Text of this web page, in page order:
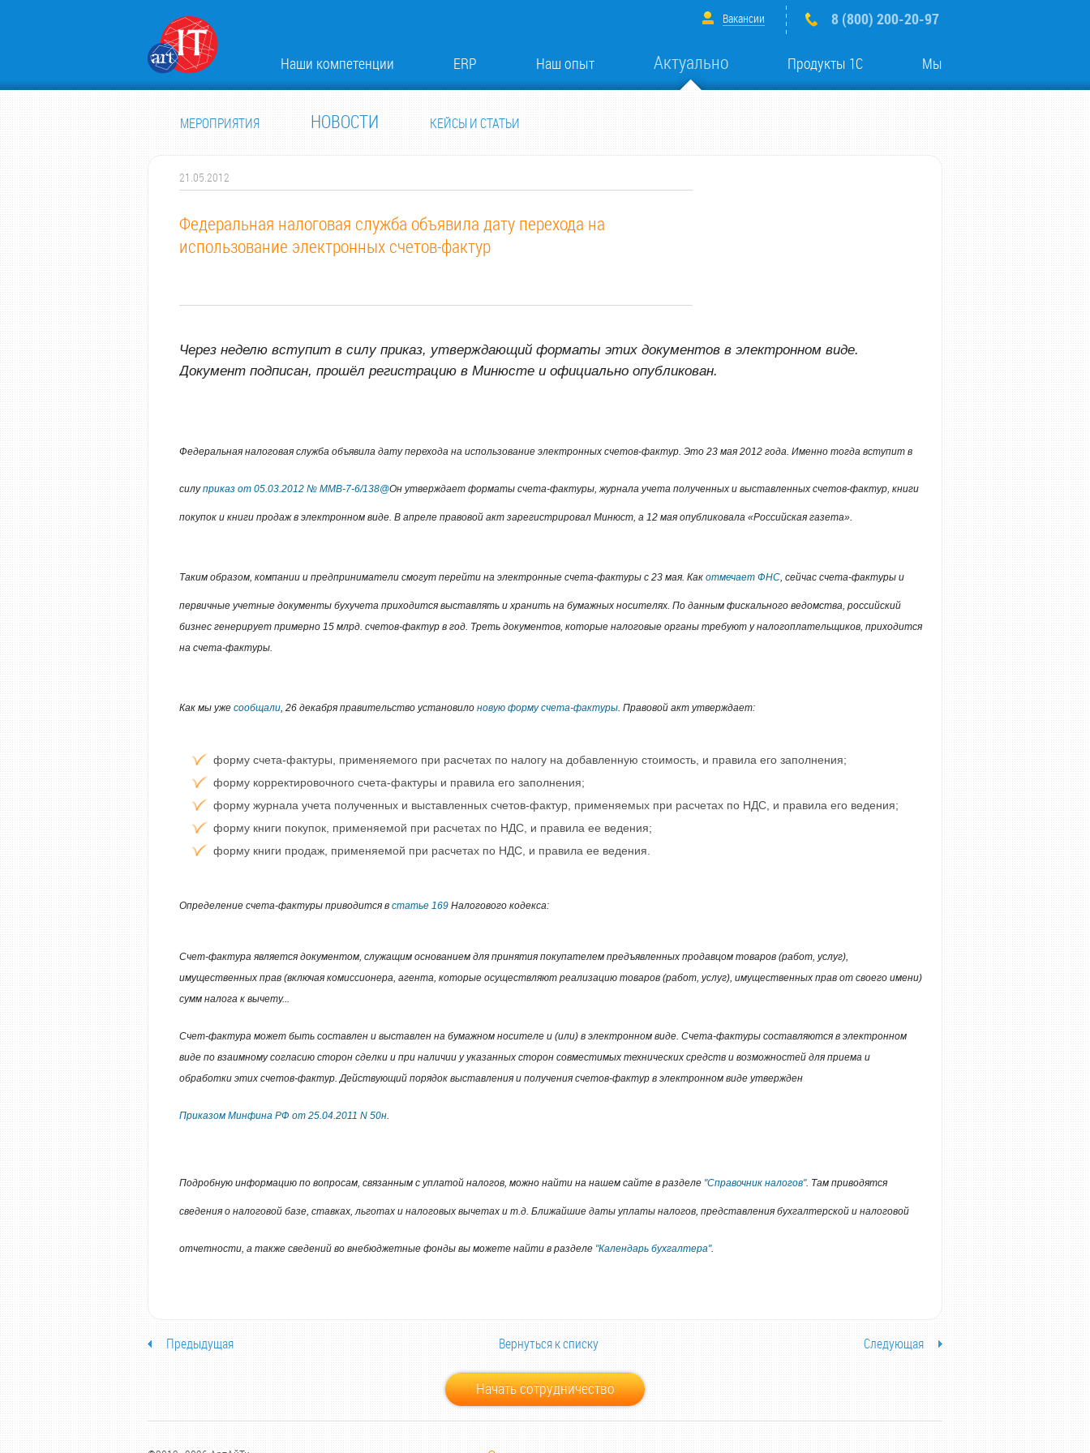
Вакансии 8 (800) 200-20-97
Наши компетенции ERP Наш опыт Актуально Продукты 1С Мы
МЕРОПРИЯТИЯ НОВОСТИ КЕЙСЫ И СТАТЬИ
21.05.2012
Федеральная налоговая служба объявила дату перехода на
использование электронных счетов-фактур
Через неделю вступит в силу приказ, утверждающий форматы этих документов в электронном виде.
Документ подписан, прошёл регистрацию в Минюсте и официально опубликован.
Федеральная налоговая служба объявила дату перехода на использование электронных счетов-фактур. Это 23 мая 2012 года. Именно тогда вступит в
силуприказ от 05.03.2012 № ММВ-7-6/138@Он утверждает форматы счета-фактуры, журнала учета полученных и выставленных счетов-фактур, книги
покупок и книги продаж в электронном виде. В апреле правовой акт зарегистрировал Минюст, а 12 мая опубликовала «Российская газета».
Таким образом, компании и предприниматели смогут перейти на электронные счета-фактуры с 23 мая. Как отмечает ФНС, сейчас счета-фактуры и
первичные учетные документы бухучета приходится выставлять и хранить на бумажных носителях. По данным фискального ведомства, российский
бизнес генерирует примерно 15 млрд. счетов-фактур в год. Треть документов, которые налоговые органы требуют у налогоплательщиков, приходится
на счета-фактуры.
Как мы уже сообщали, 26 декабря правительство установило новую форму счета-фактуры. Правовой акт утверждает:
форму счета-фактуры, применяемого при расчетах по налогу на добавленную стоимость, и правила его заполнения;
форму корректировочного счета-фактуры и правила его заполнения;
форму журнала учета полученных и выставленных счетов-фактур, применяемых при расчетах по НДС, и правила его ведения;
форму книги покупок, применяемой при расчетах по НДС, и правила ее ведения;
форму книги продаж, применяемой при расчетах по НДС, и правила ее ведения.
Определение счета-фактуры приводится в статье 169 Налогового кодекса:
Счет-фактура является документом, служащим основанием для принятия покупателем предъявленных продавцом товаров (работ, услуг),
имущественных прав (включая комиссионера, агента, которые осуществляют реализацию товаров (работ, услуг), имущественных прав от своего имени)
сумм налога к вычету...
Счет-фактура может быть составлен и выставлен на бумажном носителе и (или) в электронном виде. Счета-фактуры составляются в электронном
виде по взаимному согласию сторон сделки и при наличии у указанных сторон совместимых технических средств и возможностей для приема и
обработки этих счетов-фактур. Действующий порядок выставления и получения счетов-фактур в электронном виде утвержден
Приказом Минфина РФ от 25.04.2011 N 50н.
Подробную информацию по вопросам, связанным с уплатой налогов, можно найти на нашем сайте в разделе "Справочник налогов". Там приводятся
сведения о налоговой базе, ставках, льготах и налоговых вычетах и т.д. Ближайшие даты уплаты налогов, представления бухгалтерской и налоговой
отчетности, а также сведений во внебюджетные фонды вы можете найти в разделе "Календарь бухгалтера".
Предыдущая Вернуться к списку Следующая
Начать сотрудничество